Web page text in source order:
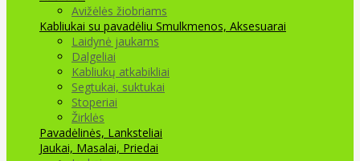
Avižėlės žiobriams
Kabliukai su pavadėliu Smulkmenos, Aksesuarai
Laidynė jaukams
Dalgeliai
Kabliukų atkabikliai
Segtukai, suktukai
Stoperiai
Žirklės
Pavadėlinės, Lanksteliai
Jaukai, Masalai, Priedai